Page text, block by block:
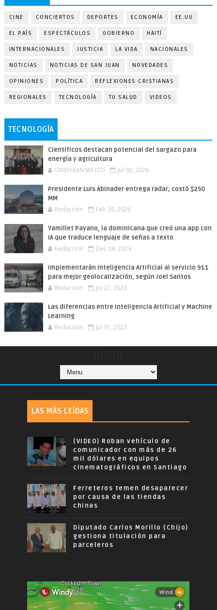
CINE CONCIERTOS DEPORTES ECONOMÍA EE.UU
EL PAÍS ESPECTÁCULOS GOBIERNO HAITÍ
INTERNACIONALES JUSTICIA LA VIDA NACIONALES
NOTICIAS NOTICIAS DE SAN JUAN NOVEDADES
OPINIONES POLÍTICA REFLEXIONES CRISTIANAS
REGIONALES TECNOLOGÍA TU SALUD VIDEOS
TECNOLOGÍA
Científicos destacan potencial del sargazo para
energía y agricultura
CRISTHIAN MATEO Jul 02, 2026
Presidente Luis Abinader entrega radar; costó $250
MM
Redacción Feb 26, 2026
Yamillet Payano, la dominicana que creó una app con
IA que traduce lenguaje de señas a texto
Redacción Dec 04, 2023
Implementarán Inteligencia Artificial al servicio 911
para mejor geolocalización, según Joel Santos
Redacción Jul 27, 2023
Las diferencias entre Inteligencia Artificial y Machine
Learning
Redacción Jul 01, 2023
LAS MÁS LEÍDAS
(VIDEO) Roban vehículo de
comunicador con más de 26
mil dólares en equipos
cinematográficos en Santiago
Ferreteros temen desaparecer
por causa de las tiendas
chinas
Diputado Carlos Morillo (Chijo)
gestiona titulación para
parceleros